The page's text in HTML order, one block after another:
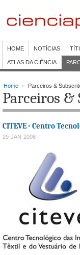
HOME NOTÍCIAS
ATLAS DA CIÊNCIA
Home Parceiros &
Parceiros &
CITEVE - Centro
29-JAN-2008